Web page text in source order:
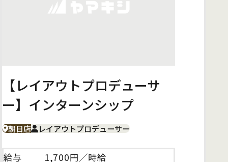
朝日店 レイアウトプロデューサー
【レイアウトプロデューサ
ー】インターンシップ
給与 1,700円／時給